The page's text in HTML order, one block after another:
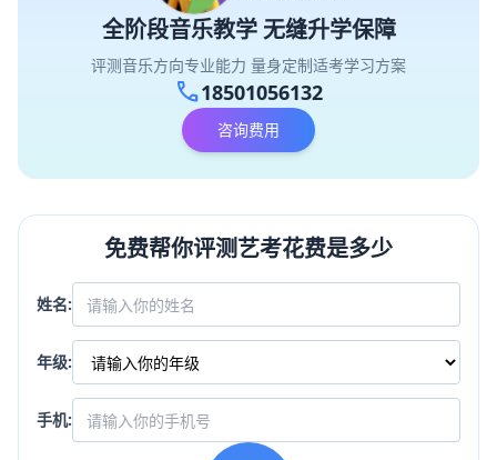
全阶段音乐教学 无缝升学保障
评测音乐方向专业能力 量身定制适考学习方案
call18501056132
咨询费用
免费帮你评测艺考花费是多少
姓名:
年级:
手机: